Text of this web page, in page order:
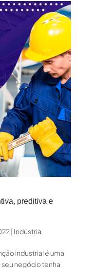
preditiva e
| Indústria
industrial é uma
seu negócio tenha